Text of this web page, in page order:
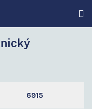
6915